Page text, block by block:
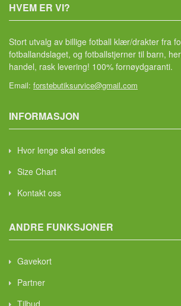
HVEM ER VI?
Stort utvalg av billige fotball klær/drakter fra
fotballandslaget, og fotballstjerner til barn,
handel, rask levering! 100% fornøydgaranti.
Email: forstebutiksurvice@gmail.com
INFORMASJON
Hvor lenge skal sendes
Size Chart
Kontakt oss
ANDRE FUNKSJONER
Gavekort
Partner
Tilbud